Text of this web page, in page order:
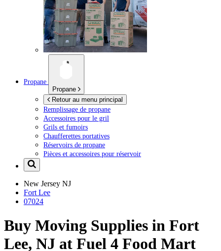
Propane
Propane
Retour au menu principal
Remplissage de propane
Accessoires pour le gril
Grils et fumoirs
Chaufferettes portatives
Réservoirs de propane
Pièces et accessoires pour réservoir
New Jersey NJ
Fort Lee
07024
Buy Moving Supplies in Fort
Lee, NJ at Fuel 4 Food Mart